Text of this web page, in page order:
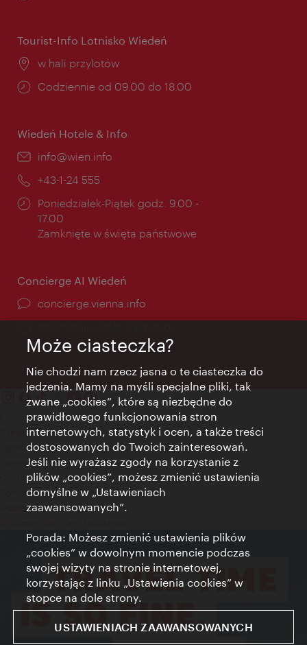
Tourist-Info Lotnisko Wiedeń
Miejsce:
w hali przylotów
Godziny
Codziennie od 09.00 do 18.00
Wiedeń Hotele & Info
E-
info@wien.info
Telefon:
+43-1-24 555
Godziny
otwarcia:
Poniedziałek-Piątek godz. 9.00 -
17.00
Zamknięte w święta państwowe
Concierge AI Wiedeń
concierge.vienna.info
Kontakt
Credits
Zgoda na przetwarzanie danych osobowych
Terms of Use
Dostępność
Kontakt prasowy
Ustawienia cookies
Może ciasteczka?
Nie chodzi nam rzecz jasna o te ciasteczka do
jedzenia. Mamy na myśli specjalne pliki, tak
zwane „cookies”, które są niezbędne do
prawidłowego funkcjonowania stron
internetowych, statystyk i ocen, a także treści
dostosowanych do Twoich zainteresowań.
Jeśli nie wyrażasz zgody na korzystanie z
plików „cookies”, możesz zmienić ustawienia
domyślne w „Ustawieniach
zaawansowanych”.
Porada: Możesz zmienić ustawienia plików
„cookies” w dowolnym momencie podczas
swojej wizyty na stronie internetowej,
korzystając z linku „Ustawienia cookies” w
stopce na dole strony.
USTAWIENIACH ZAAWANSOWANYCH